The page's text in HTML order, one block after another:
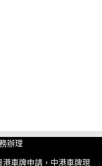
辦理
車牌申請，中港車牌現